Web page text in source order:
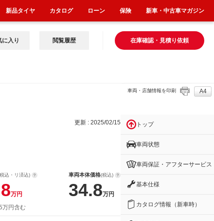
在庫確認・見積り依頼
に入り 閲覧履歴
車両・店舗情報を印刷 A4
更新 : 2025/02/15
込・リ済込)
万円
車両本体価格(税込)
34.8万円
万円含む
トップ
車両状態
車両保証・アフターサービス
基本仕様
カタログ情報（新車時）
新品タイヤ カタログ ローン 保険 新車・中古車マガジン